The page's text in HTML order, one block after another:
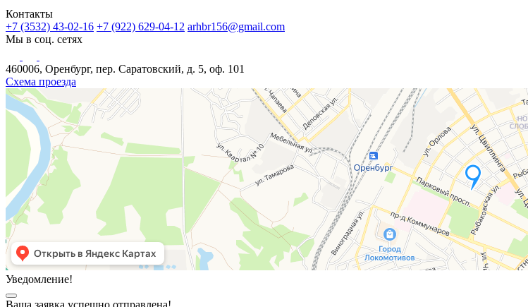
Контакты
+7 (3532) 43-02-16 +7 (922) 629-04-12 arhbr156@gmail.com
Мы в соц. сетях
460006, Оренбург, пер. Саратовский, д. 5, оф. 101
Схема проезда
Уведомление!